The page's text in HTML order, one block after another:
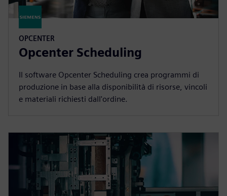
OPCENTER
Opcenter Scheduling
Il software Opcenter Scheduling crea programmi di
produzione in base alla disponibilità di risorse, vincoli
e materiali richiesti dall'ordine.